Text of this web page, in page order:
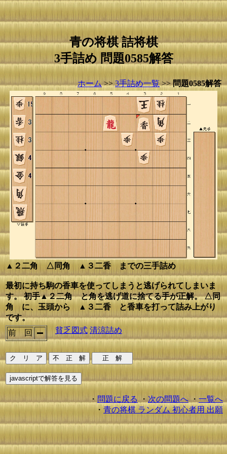
青の将棋 詰将棋
3手詰め 問題0585解答
ホーム>>3手詰め一覧>>問題0585解答
▲２二角 △同角 ▲３二香 までの三手詰め
最初に持ち駒の香車を使ってしまうと逃げられてしまいま
す。 初手▲２二角 と角を逃げ道に捨てる手が正解。 △同
角 に、玉頭から ▲３二香 と香車を打って詰み上がり
です。
前 回
貧乏図式 清涼詰め
・ 問題に戻る・ 次の問題へ・ 一覧へ
・青の将棋 ランダム 初心者用 出願